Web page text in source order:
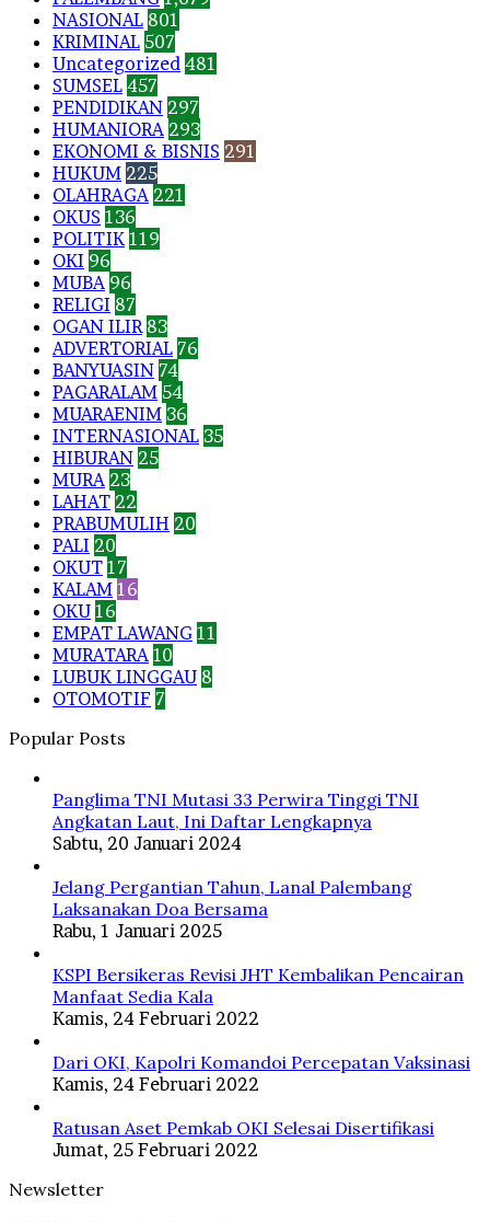
NASIONAL 801
KRIMINAL 507
Uncategorized 481
SUMSEL 457
PENDIDIKAN 297
HUMANIORA 293
EKONOMI & BISNIS 291
HUKUM 225
OLAHRAGA 221
OKUS 136
POLITIK 119
OKI 96
MUBA 96
RELIGI 87
OGAN ILIR 83
ADVERTORIAL 76
BANYUASIN 74
PAGARALAM 54
MUARAENIM 36
INTERNASIONAL 35
HIBURAN 25
MURA 23
LAHAT 22
PRABUMULIH 20
PALI 20
OKUT 17
KALAM 16
OKU 16
EMPAT LAWANG 11
MURATARA 10
LUBUK LINGGAU 8
OTOMOTIF 7
Popular Posts
Panglima TNI Mutasi 33 Perwira Tinggi TNI
Angkatan Laut, Ini Daftar Lengkapnya
Sabtu, 20 Januari 2024
Jelang Pergantian Tahun, Lanal Palembang
Laksanakan Doa Bersama
Rabu, 1 Januari 2025
KSPI Bersikeras Revisi JHT Kembalikan Pencairan
Manfaat Sedia Kala
Kamis, 24 Februari 2022
Dari OKI, Kapolri Komandoi Percepatan Vaksinasi
Kamis, 24 Februari 2022
Ratusan Aset Pemkab OKI Selesai Disertifikasi
Jumat, 25 Februari 2022
Newsletter